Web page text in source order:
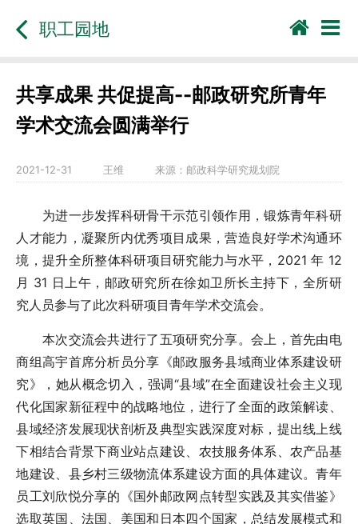
职工园地
共享成果 共促提高--邮政研究所青年
学术交流会圆满举行
2021-12-31 王维 来源： 邮政科学研究规划院
为进一步发挥科研骨干示范引领作用，锻炼青年科研
人才能力，凝聚所内优秀项目成果，营造良好学术沟通环
境，提升全所整体科研项目研究能力与水平，2021 年 12
月 31 日上午，邮政研究所在徐如卫所长主持下，全所研
究人员参与了此次科研项目青年学术交流会。
本次交流会共进行了五项研究分享。会上，首先由电
商组高宇首席分析员分享《邮政服务县域商业体系建设研
究》，她从概念切入，强调“县域”在全面建设社会主义现
代化国家新征程中的战略地位，进行了全面的政策解读、
县域经济发展现状剖析及典型实践深度对标，提出线上线
下相结合背景下商业站点建设、农技服务体系、农产品基
地建设、县乡村三级物流体系建设方面的具体建议。青年
员工刘欣悦分享的《国外邮政网点转型实践及其实借鉴》
选取英国、法国、美国和日本四个国家，总结发展模式和